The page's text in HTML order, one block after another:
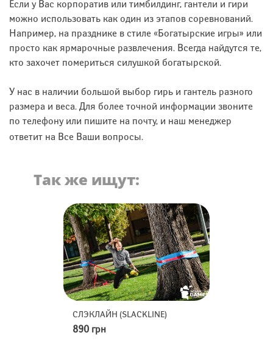
Если у Вас корпоратив или тимбилдинг, гантели и гири
можно использовать как один из этапов соревнований.
Например, на празднике в стиле «Богатырские игры» или
просто как ярмарочные развлечения. Всегда найдутся те,
кто захочет помериться силушкой богатырской.
У нас в наличии большой выбор гирь и гантель разного
размера и веса. Для более точной информации звоните
по телефону или пишите на почту, и наш менеджер
ответит на Все Ваши вопросы.
Так же ищут:
СЛЭКЛАЙН (SLACKLINE)
890 грн